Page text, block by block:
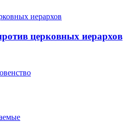
церковных иерархов